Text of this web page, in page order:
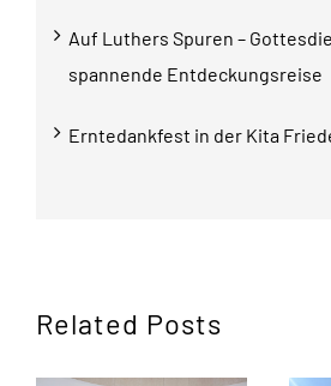
Auf Luthers Spuren –
spannende Entdeckungsreise
Erntedankfest in der Kita
Related Posts